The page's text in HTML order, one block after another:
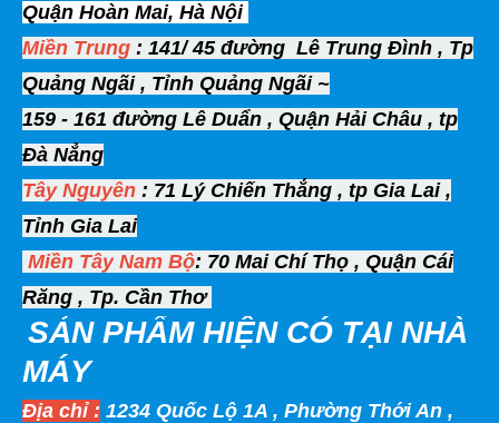
Quận Hoàn Mai, Hà Nội
Miền Trung : 141/ 45 đường Lê Trung Đình , Tp
Quảng Ngãi , Tỉnh Quảng Ngãi ~
159 - 161 đường Lê Duẩn , Quận Hải Châu , tp
Đà Nẳng
Tây Nguyên : 71 Lý Chiến Thắng , tp Gia Lai ,
Tỉnh Gia Lai
Miền Tây Nam Bộ: 70 Mai Chí Thọ , Quận Cái
Răng , Tp. Cần Thơ
SẢN PHẨM HIỆNCÓ TẠI NHÀ
MÁY
Địa chỉ : 1234 Quốc Lộ 1A , Phường Thới An ,